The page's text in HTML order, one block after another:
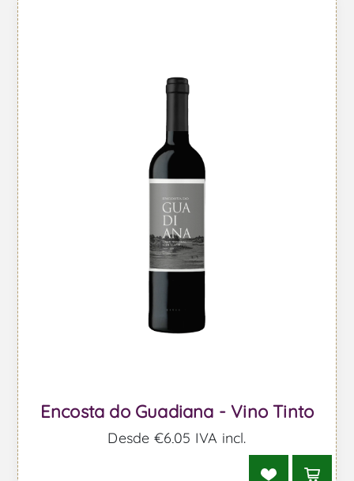
Encosta do Guadiana - Vino Tinto
Desde €6,05 IVA incl.